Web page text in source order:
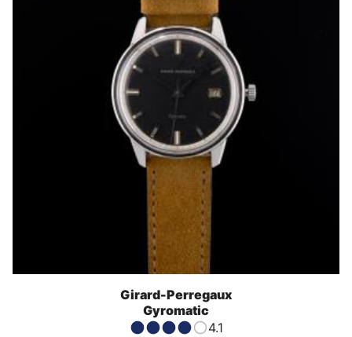
Girard-Perregaux
Gyromatic
4.1